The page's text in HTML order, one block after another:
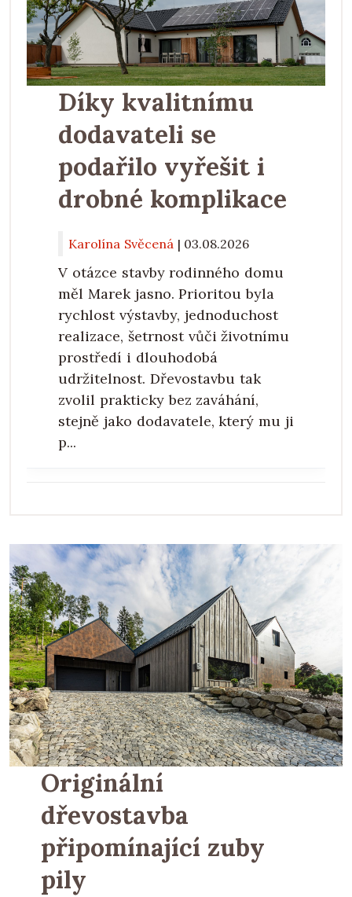
Díky kvalitnímu
dodavateli se
podařilo vyřešit i
drobné komplikace
Karolína Svěcená | 03.08.2026
V otázce stavby rodinného domu
měl Marek jasno. Prioritou byla
rychlost výstavby, jednoduchost
realizace, šetrnost vůči životnímu
prostředí i dlouhodobá
udržitelnost. Dřevostavbu tak
zvolil prakticky bez zaváhání,
stejně jako dodavatele, který mu ji
p...
Originální
dřevostavba
připomínající zuby
pily